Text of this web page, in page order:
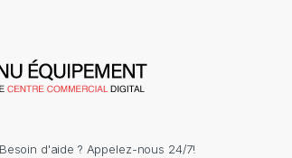
Besoin d'aide ? Appelez-nous 24/7!